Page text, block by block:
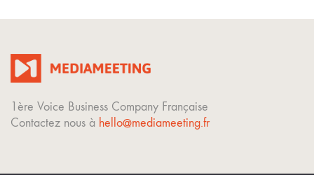
1ère Voice Business Company Française
Contactez nous à hello@mediameeting.fr